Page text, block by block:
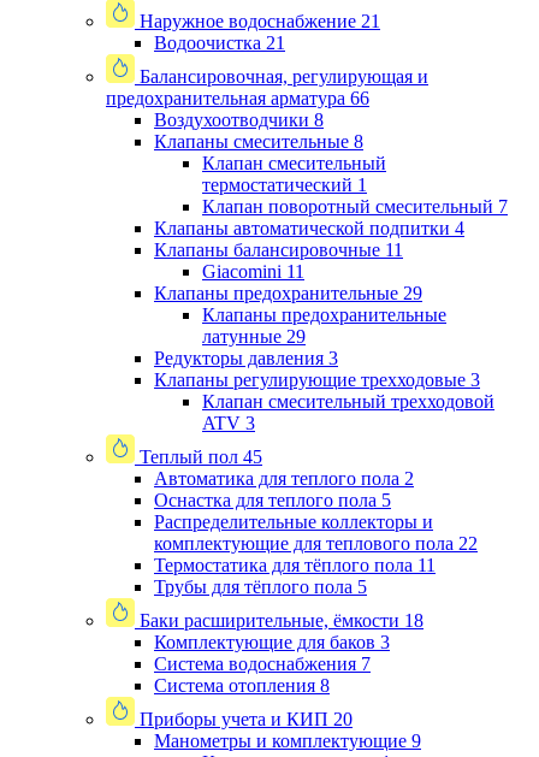
Наружное водоснабжение 21
Водоочистка 21
Балансировочная, регулирующая и
предохранительная арматура 66
Воздухоотводчики 8
Клапаны cмесительные 8
Клапан cмесительный
термостатический 1
Клапан поворотный cмесительный 7
Клапаны автоматической подпитки 4
Клапаны балансировочные 11
Giacomini 11
Клапаны предохранительные 29
Клапаны предохранительные
латунные 29
Редукторы давления 3
Клапаны регулирующие трехходовые 3
Клапан смесительный трехходовой
ATV 3
Теплый пол 45
Автоматика для теплого пола 2
Оснастка для теплого пола 5
Распределительные коллекторы и
комплектующие для теплового пола 22
Термостатика для тёплого пола 11
Трубы для тёплого пола 5
Баки расширительные, ёмкости 18
Комплектующие для баков 3
Система водоснабжения 7
Система отопления 8
Приборы учета и КИП 20
Манометры и комплектующие 9